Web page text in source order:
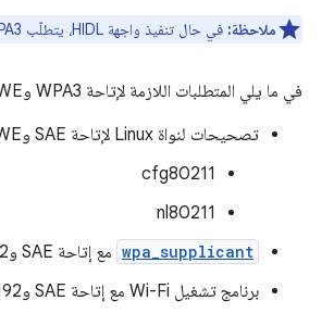
ملاحظة: في حال تنفيذ واجهة HIDL، يتطلّب WPA3 وWi-Fi Enhanced Open الإصدار 1.2 من Supplicant HAL أو إصدارًا أحدث.
في ما يلي المتطلبات اللازمة لإتاحة WPA3 وOWE:
تصحيحات لنواة Linux لإتاحة SAE وOWE
cfg80211
nl80211
wpa_supplicant مع إتاحة SAE وSUITEB192 وOWE
برنامج تشغيل Wi-Fi مع إتاحة SAE وSUITEB192 وOWE